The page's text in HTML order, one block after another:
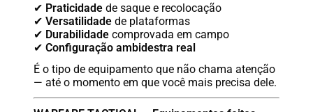
✔ Praticidade de saque e recolocação
✔ Versatilidade de plataformas
✔ Durabilidade comprovada em campo
✔ Configuração ambidestra real
É o tipo de equipamento que não chama atenção
— até o momento em que você mais precisa dele.